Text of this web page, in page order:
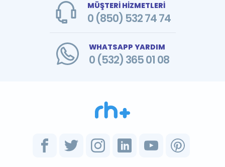
MÜŞTERİ HİZMETLERİ
0 (850) 532 74 74
WHATSAPP YARDIM
0 (532) 365 01 08